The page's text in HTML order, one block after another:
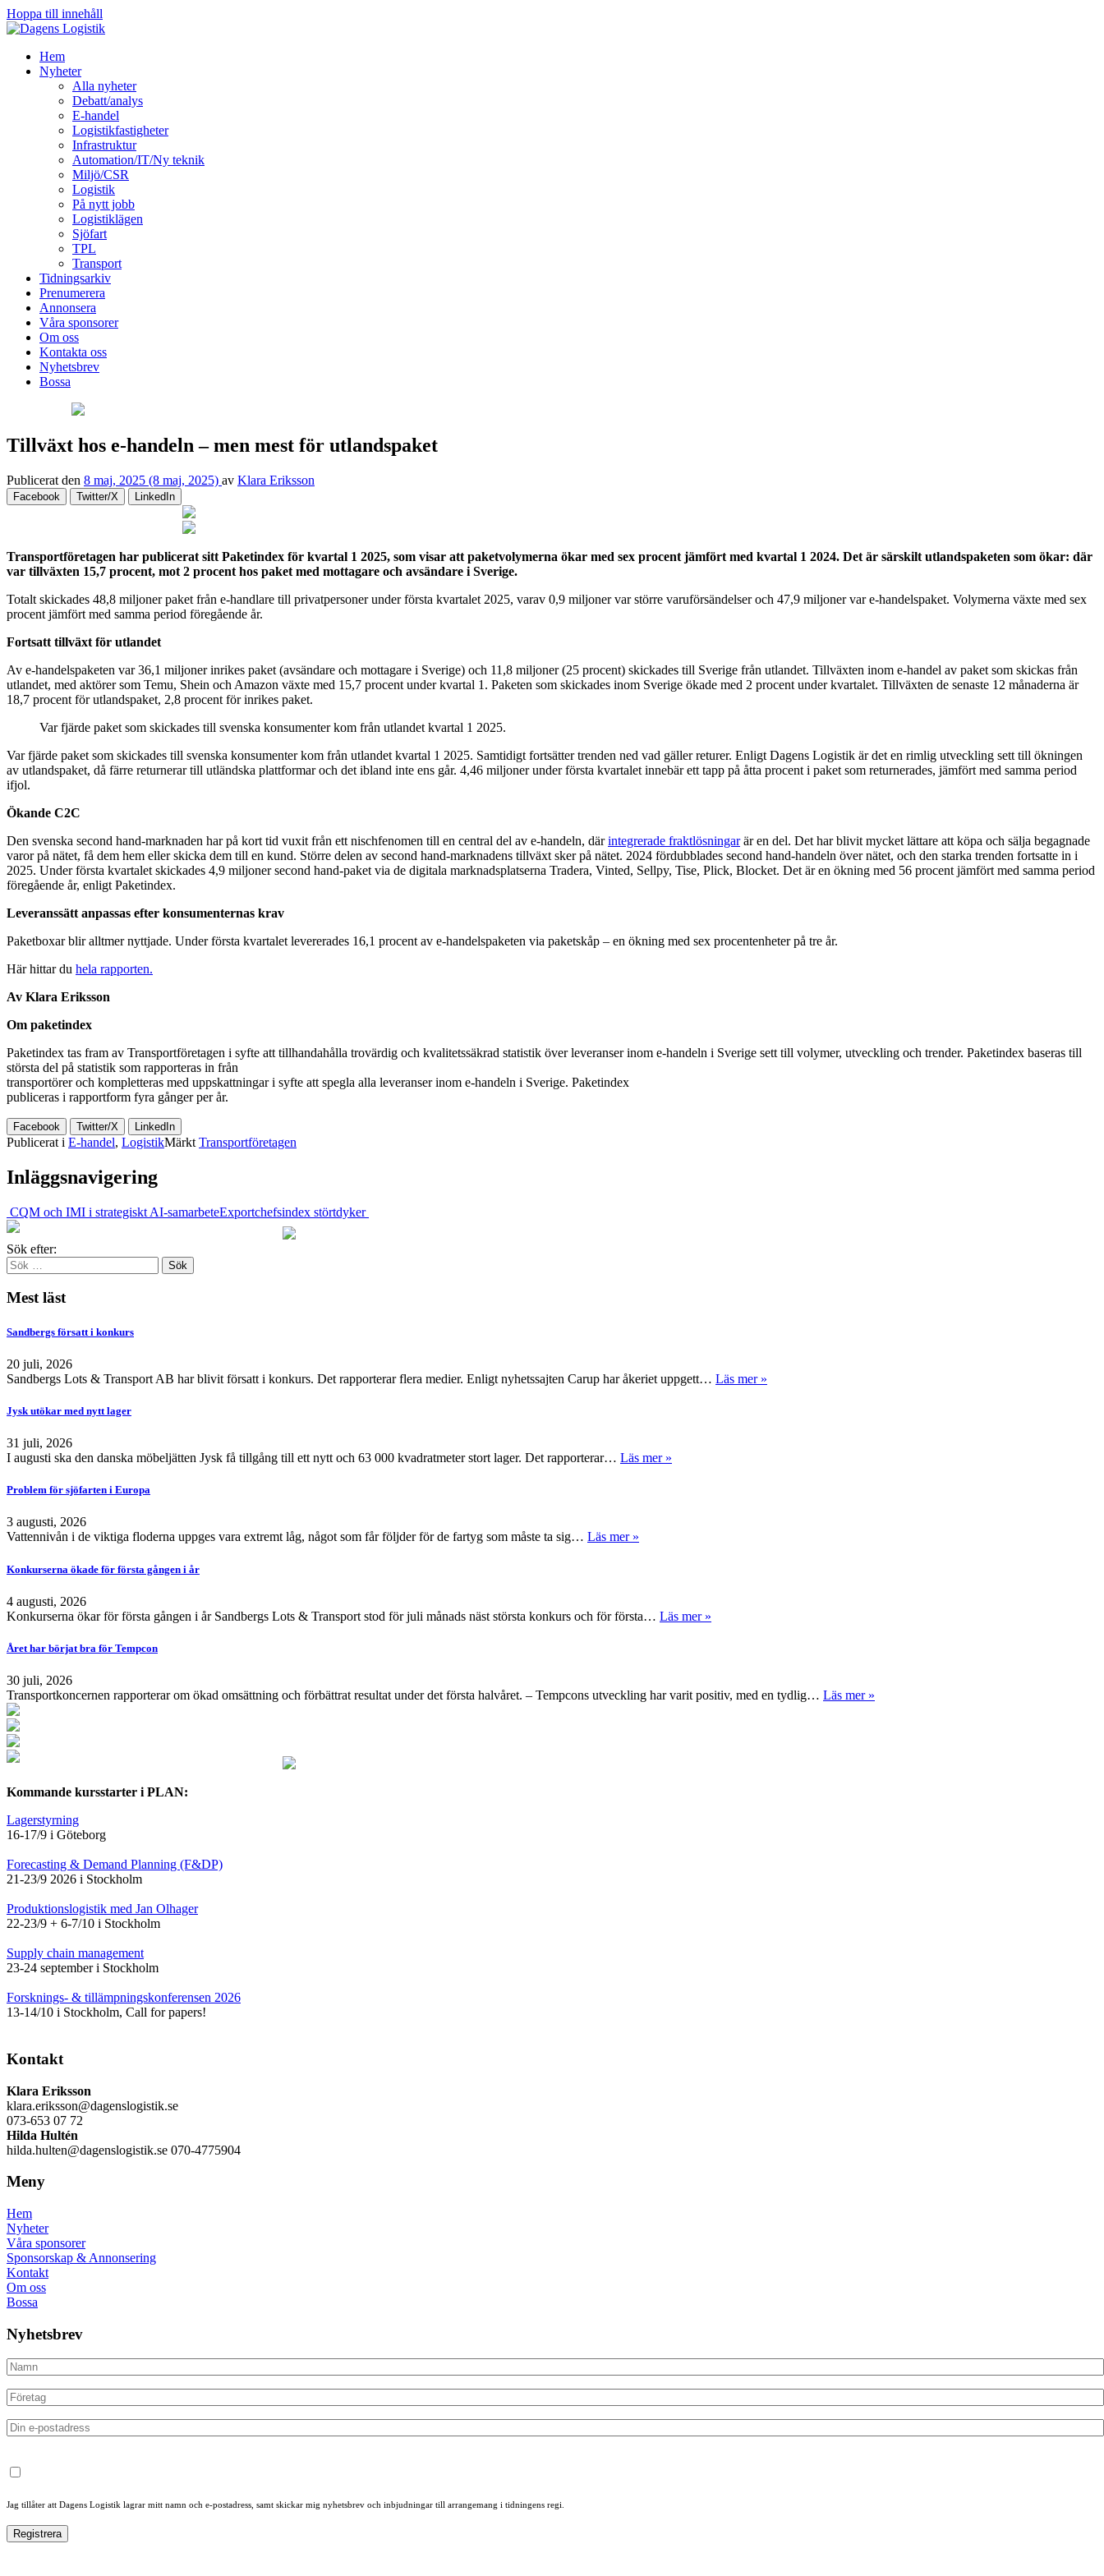
Hoppa till innehåll
Hem
Nyheter
Alla nyheter
Debatt/analys
E-handel
Logistikfastigheter
Infrastruktur
Automation/IT/Ny teknik
Miljö/CSR
Logistik
På nytt jobb
Logistiklägen
Sjöfart
TPL
Transport
Tidningsarkiv
Prenumerera
Annonsera
Våra sponsorer
Om oss
Kontakta oss
Nyhetsbrev
Bossa
Tillväxt hos e-handeln – men mest för utlandspaket
Publicerat den 8 maj, 2025 (8 maj, 2025) av Klara Eriksson
Facebook Twitter/X LinkedIn
Transportföretagen har publicerat sitt Paketindex för kvartal 1 2025, som visar att paketvolymerna ökar med sex procent jämfört med kvartal 1 2024. Det är särskilt utlandspaketen som ökar: där
var tillväxten 15,7 procent, mot 2 procent hos paket med mottagare och avsändare i Sverige.
Totalt skickades 48,8 miljoner paket från e-handlare till privatpersoner under första kvartalet 2025, varav 0,9 miljoner var större varuförsändelser och 47,9 miljoner var e-handelspaket. Volymerna växte med sex
procent jämfört med samma period föregående år.
Fortsatt tillväxt för utlandet
Av e-handelspaketen var 36,1 miljoner inrikes paket (avsändare och mottagare i Sverige) och 11,8 miljoner (25 procent) skickades till Sverige från utlandet. Tillväxten inom e-handel av paket som skickas från
utlandet, med aktörer som Temu, Shein och Amazon växte med 15,7 procent under kvartal 1. Paketen som skickades inom Sverige ökade med 2 procent under kvartalet. Tillväxten de senaste 12 månaderna är
18,7 procent för utlandspaket, 2,8 procent för inrikes paket.
Var fjärde paket som skickades till svenska konsumenter kom från utlandet kvartal 1 2025.
Var fjärde paket som skickades till svenska konsumenter kom från utlandet kvartal 1 2025. Samtidigt fortsätter trenden ned vad gäller returer. Enligt Dagens Logistik är det en rimlig utveckling sett till ökningen
av utlandspaket, då färre returnerar till utländska plattformar och det ibland inte ens går. 4,46 miljoner under första kvartalet innebär ett tapp på åtta procent i paket som returnerades, jämfört med samma period
ifjol.
Ökande C2C
Den svenska second hand-marknaden har på kort tid vuxit från ett nischfenomen till en central del av e-handeln, därintegrerade fraktlösningarär en del. Det har blivit mycket lättare att köpa och sälja begagnade
varor på nätet, få dem hem eller skicka dem till en kund. Större delen av second hand-marknadens tillväxt sker på nätet. 2024 fördubblades second hand-handeln över nätet, och den starka trenden fortsatte in i
2025. Under första kvartalet skickades 4,9 miljoner second hand-paket via de digitala marknadsplatserna Tradera, Vinted, Sellpy, Tise, Plick, Blocket. Det är en ökning med 56 procent jämfört med samma period
föregående år, enligt Paketindex.
Leveranssätt anpassas efter konsumenternas krav
Paketboxar blir alltmer nyttjade. Under första kvartalet levererades 16,1 procent av e-handelspaketen via paketskåp – en ökning med sex procentenheter på tre år.
Här hittar du hela rapporten.
Av Klara Eriksson
Om paketindex
Paketindex tas fram av Transportföretagen i syfte att tillhandahålla trovärdig och kvalitetssäkrad statistik över leveranser inom e-handeln i Sverige sett till volymer, utveckling och trender. Paketindex baseras till
största del på statistik som rapporteras in från
transportörer och kompletteras med uppskattningar i syfte att spegla alla leveranser inom e-handeln i Sverige. Paketindex
publiceras i rapportform fyra gånger per år.
Facebook Twitter/X LinkedIn
Publicerat i E-handel, LogistikMärkt Transportföretagen
Inläggsnavigering
CQM och IMI i strategiskt AI-samarbeteExportchefsindex störtdyker
Sök efter:
Mest läst
Sandbergs försatt i konkurs
20 juli, 2026
Sandbergs Lots & Transport AB har blivit försatt i konkurs. Det rapporterar flera medier. Enligt nyhetssajten Carup har åkeriet uppgett… Läs mer »
Jysk utökar med nytt lager
31 juli, 2026
I augusti ska den danska möbeljätten Jysk få tillgång till ett nytt och 63 000 kvadratmeter stort lager. Det rapporterar… Läs mer »
Problem för sjöfarten i Europa
3 augusti, 2026
Vattennivån i de viktiga floderna uppges vara extremt låg, något som får följder för de fartyg som måste ta sig… Läs mer »
Konkurserna ökade för första gången i år
4 augusti, 2026
Konkurserna ökar för första gången i år Sandbergs Lots & Transport stod för juli månads näst största konkurs och för första… Läs mer »
Året har börjat bra för Tempcon
30 juli, 2026
Transportkoncernen rapporterar om ökad omsättning och förbättrat resultat under det första halvåret. – Tempcons utveckling har varit positiv, med en tydlig… Läs mer »
Kommande kursstarter i PLAN:
Lagerstyrning
16-17/9 i Göteborg
Forecasting & Demand Planning (F&DP)
21-23/9 2026 i Stockholm
Produktionslogistik med Jan Olhager
22-23/9 + 6-7/10 i Stockholm
Supply chain management
23-24 september i Stockholm
Forsknings- & tillämpningskonferensen 2026
13-14/10 i Stockholm, Call for papers!
Kontakt
Klara Eriksson
klara.eriksson@dagenslogistik.se
073-653 07 72
Hilda Hultén
hilda.hulten@dagenslogistik.se 070-4775904
Meny
Hem
Nyheter
Våra sponsorer
Sponsorskap & Annonsering
Kontakt
Om oss
Bossa
Nyhetsbrev
Jag tillåter att Dagens Logistik lagrar mitt namn och e-postadress, samt skickar mig nyhetsbrev och inbjudningar till arrangemang i tidningens regi.